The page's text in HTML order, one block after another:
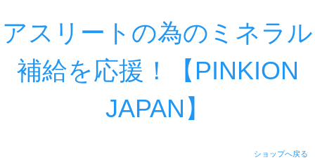
アスリートの為のミネラル
補給を応援！【PINKION
JAPAN】
ショップへ戻る